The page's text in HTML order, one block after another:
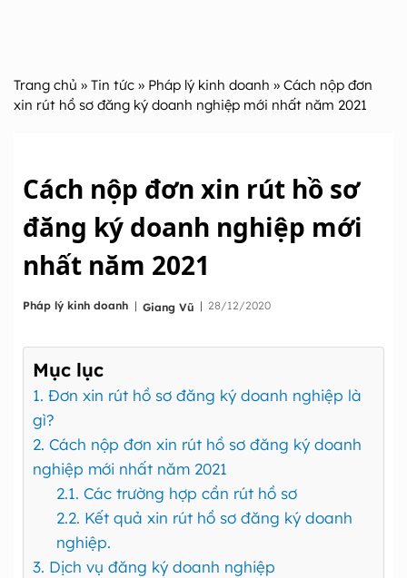
Trang chủ » Tin tức » Pháp lý kinh doanh » Cách nộp đơn
xin rút hồ sơ đăng ký doanh nghiệp mới nhất năm 2021
Cách nộp đơn xin rút hồ sơ
đăng ký doanh nghiệp mới
nhất năm 2021
Pháp lý kinh doanh | Giang Vũ | 28/12/2020
Mục lục
1. Đơn xin rút hồ sơ đăng ký doanh nghiệp là
gì?
2. Cách nộp đơn xin rút hồ sơ đăng ký doanh
nghiệp mới nhất năm 2021
2.1. Các trường hợp cần rút hồ sơ
2.2. Kết quả xin rút hồ sơ đăng ký doanh
nghiệp.
3. Dịch vụ đăng ký doanh nghiệp